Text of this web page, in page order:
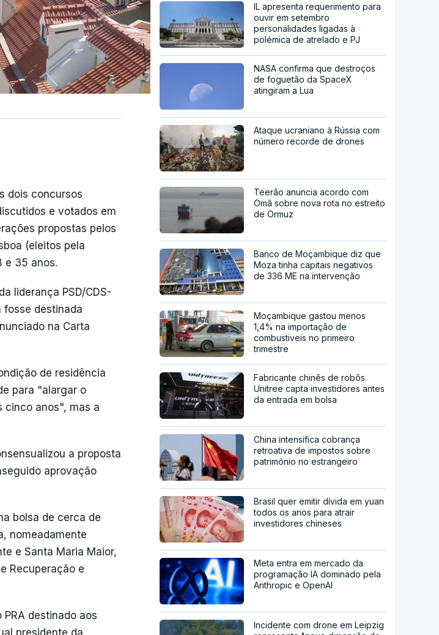
dois concursos
e votados em
propostas pelos
(eleitos pela
e 35 anos.
liderança PSD/CDS-
fosse destinada
na Carta
de residência
para "alargar o
cinco anos", mas a
a proposta
aprovação
bolsa de cerca de
nomeadamente
e Santa Maria Maior,
Recuperação e
destinado aos
IL apresenta requerimento para
ouvir em setembro
personalidades ligadas à
polémica de atrelado e PJ
NASA confirma que destroços
de foguetão da SpaceX
atingiram a Lua
Ataque ucraniano à Rússia com
número recorde de drones
Teerão anuncia acordo com
Omã sobre nova rota no estreito
de Ormuz
Banco de Moçambique diz que
Moza tinha capitais negativos
de 336 ME na intervenção
Moçambique gastou menos
1,4% na importação de
combustiveis no primeiro
trimestre
Fabricante chinês de robôs
Unitree capta investidores antes
da entrada em bolsa
China intensifica cobrança
retroativa de impostos sobre
património no estrangeiro
Brasil quer emitir dívida em yuan
todos os anos para atrair
investidores chineses
Meta entra em mercado da
programação IA dominado pela
Anthropic e OpenAI
Incidente com drone em Leipzig